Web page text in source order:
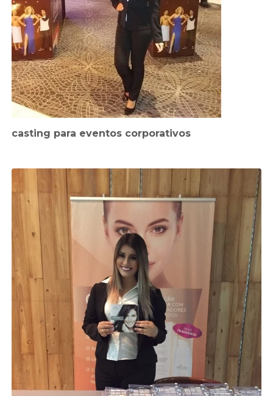
casting para eventos corporativos